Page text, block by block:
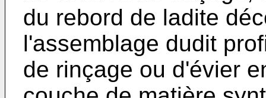
du rebord de ladite
l'assemblage dudit
de rinçage ou d'évier